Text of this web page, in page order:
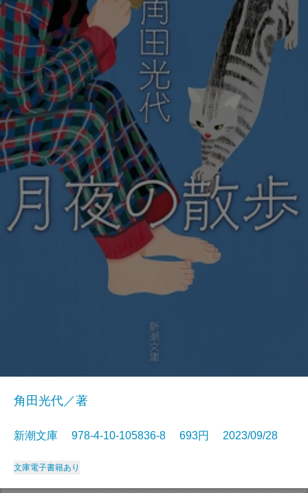
角田光代／著
新潮文庫 978-4-10-105836-8 693円 2023/09/28
文庫電子書籍あり